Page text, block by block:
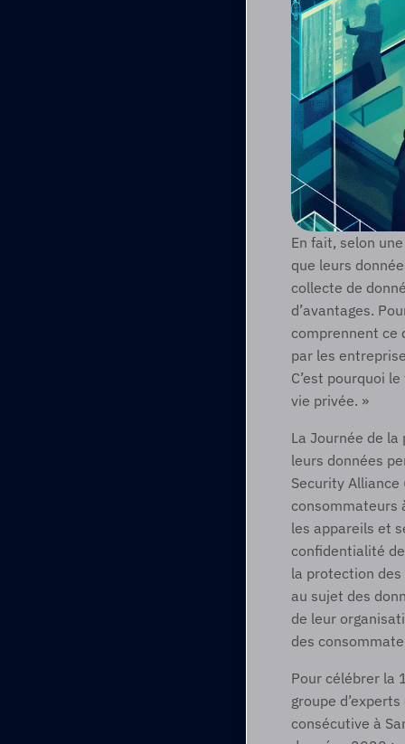
En fait, selon
que leurs
collecte de
d’avantages.
comprennent ce
par les
C’est pourquoi
vie privée. »
La Journée de
leurs données
Security Alliance
consommateurs
les appareils et
confidentialité
la protection
au sujet des
de leur
des
Pour célébrer la
groupe
consécutive à